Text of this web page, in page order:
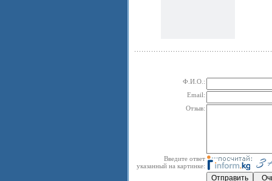
Ф.И.О.:
Email:
Отзыв:
Введите ответ
указанный на картинке: